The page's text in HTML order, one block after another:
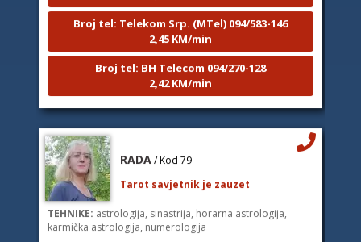
Broj tel: Telekom Srp. (MTel) 094/583-146
2,45 KM/min
Broj tel: BH Telecom 094/270-128
2,42 KM/min
TEHNIKE:astrologija, sinastrija, horarna astrologija,
karmička astrologija, numerologija